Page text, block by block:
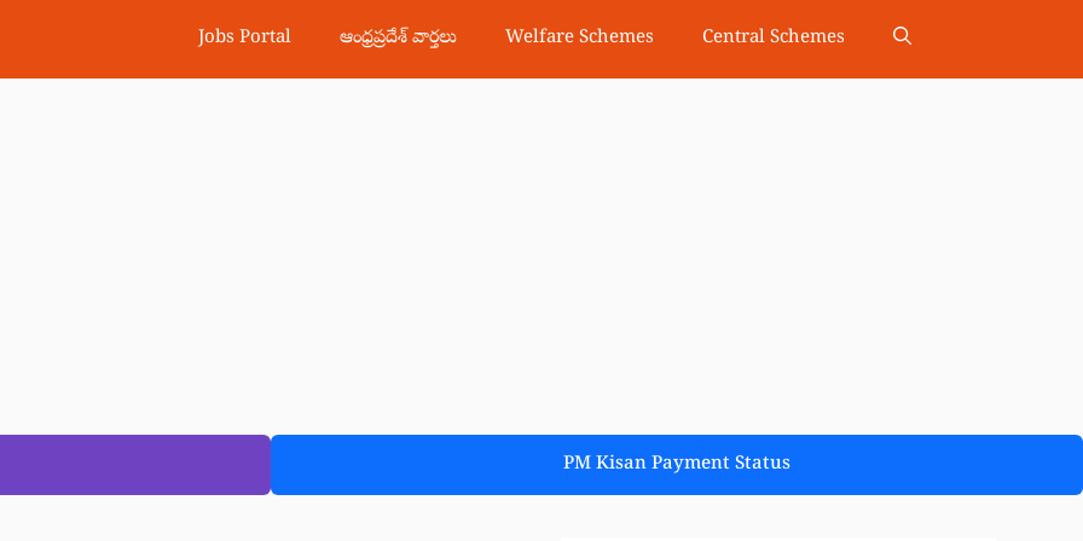
Jobs Portal ఆంధ్రప్రదేశ్ వార్తలు Welfare Schemes Central Schemes
PM Kisan Payment Status